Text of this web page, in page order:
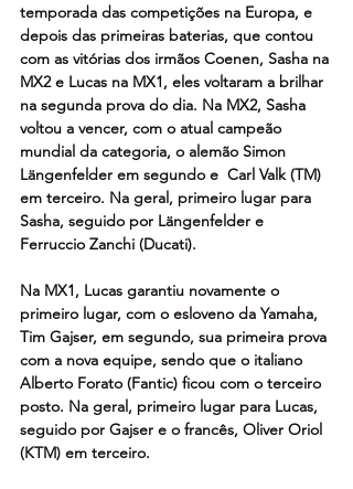
temporada das competições na Europa, e
depois das primeiras baterias, que contou
com as vitórias dos irmãos Coenen, Sasha na
MX2 e Lucas na MX1, eles voltaram a brilhar
na segunda prova do dia. Na MX2, Sasha
voltou a vencer, com o atual campeão
mundial da categoria, o alemão Simon
Längenfelder em segundo e  Carl Valk (TM)
em terceiro. Na geral, primeiro lugar para
Sasha, seguido por Längenfelder e
Ferruccio Zanchi (Ducati).
Na MX1, Lucas garantiu novamente o
primeiro lugar, com o esloveno da Yamaha,
Tim Gajser, em segundo, sua primeira prova
com a nova equipe, sendo que o italiano
Alberto Forato (Fantic) ficou com o terceiro
posto. Na geral, primeiro lugar para Lucas,
seguido por Gajser e o francês, Oliver Oriol
(KTM) em terceiro.